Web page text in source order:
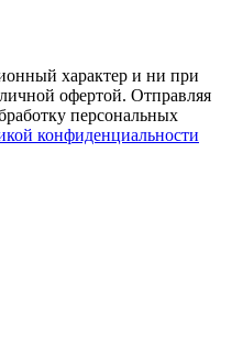
характер и ни при
офертой. Отправляя
персональных
конфиденциальности